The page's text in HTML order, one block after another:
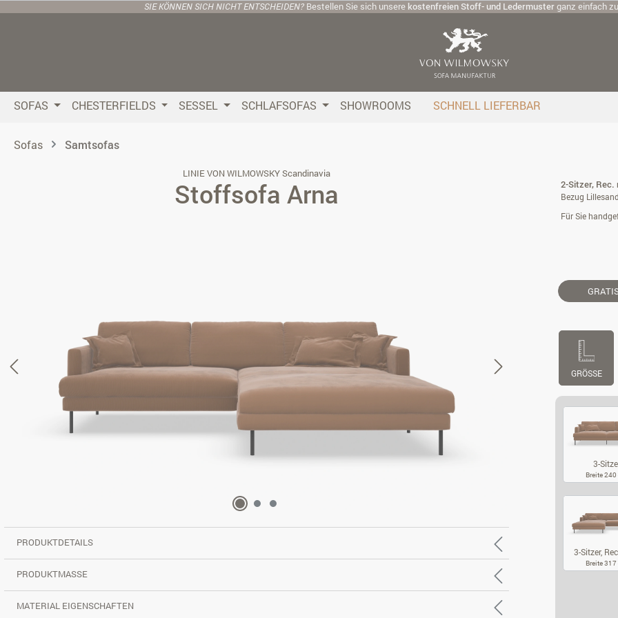
Hauptinhalt springen
Zur Suche springen
Zur Hauptnavigation springen
SIE KÖNNEN SICH NICHT ENTSCHEIDEN? Bestellen Sie sich unsere kostenfreien Stoff- und Ledermusterganz einfach
SOFAS CHESTERFIELDS SESSEL SCHLAFSOFAS SHOWROOMS SCHNELL LIEFERBAR
Sofas Samtsofas
LINIE VON WILMOWSKY Scandinavia
Stoffsofa Arna 2-Sitzer,
Bezug
Für Sie
GRÖSSE
3-
Breite 240
3-Sitzer,
Breite 317
PRODUKTDETAILS
PRODUKTMASSE
MATERIAL EIGENSCHAFTEN